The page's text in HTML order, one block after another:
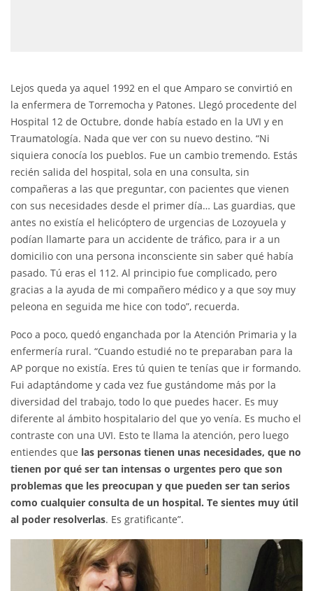
Lejos queda ya aquel 1992 en el que Amparo se convirtió en
la enfermera de Torremocha y Patones. Llegó procedente del
Hospital 12 de Octubre, donde había estado en la UVI y en
Traumatología. Nada que ver con su nuevo destino. “Ni
siquiera conocía los pueblos. Fue un cambio tremendo. Estás
recién salida del hospital, sola en una consulta, sin
compañeras a las que preguntar, con pacientes que vienen
con sus necesidades desde el primer día… Las guardias, que
antes no existía el helicóptero de urgencias de Lozoyuela y
podían llamarte para un accidente de tráfico, para ir a un
domicilio con una persona inconsciente sin saber qué había
pasado. Tú eras el 112. Al principio fue complicado, pero
gracias a la ayuda de mi compañero médico y a que soy muy
peleona en seguida me hice con todo”, recuerda.
Poco a poco, quedó enganchada por la Atención Primaria y la
enfermería rural. “Cuando estudié no te preparaban para la
AP porque no existía. Eres tú quien te tenías que ir formando.
Fui adaptándome y cada vez fue gustándome más por la
diversidad del trabajo, todo lo que puedes hacer. Es muy
diferente al ámbito hospitalario del que yo venía. Es mucho el
contraste con una UVI. Esto te llama la atención, pero luego
entiendes que las personas tienen unas necesidades, que no
tienen por qué ser tan intensas o urgentes pero que son
problemas que les preocupan y que pueden ser tan serios
como cualquier consulta de un hospital. Te sientes muy útil
al poder resolverlas. Es gratificante”.